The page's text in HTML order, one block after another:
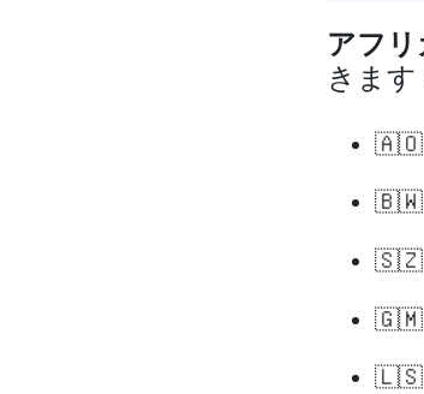
アフリ
きます
🇦🇴
🇧🇼
🇸🇿
🇬🇲
🇱🇸